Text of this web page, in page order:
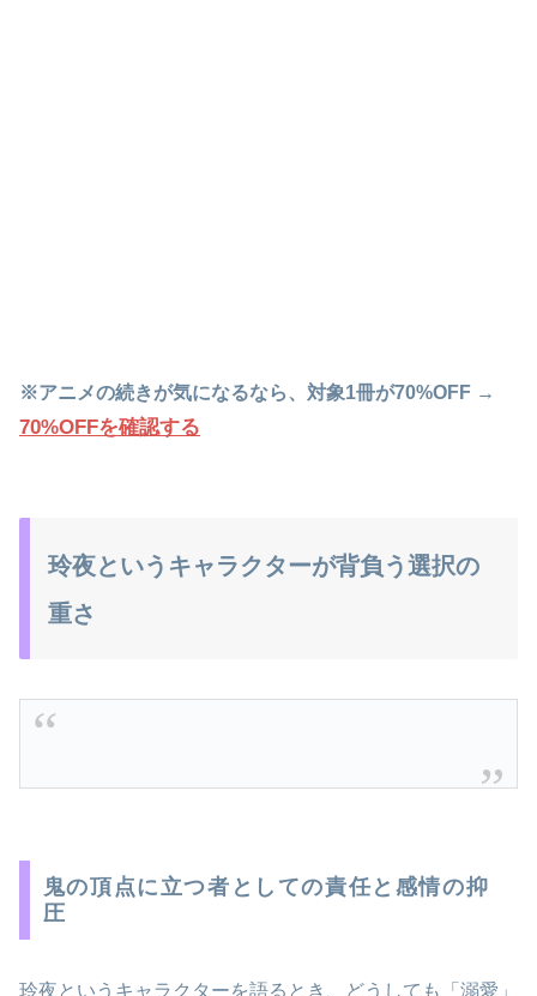
※アニメの続きが気になるなら、対象1冊が70%OFF →
70%OFFを確認する
玲夜というキャラクターが背負う選択の
重さ
鬼の頂点に立つ者としての責任と感情の抑
圧
玲夜というキャラクターを語るとき、どうしても「溺愛」